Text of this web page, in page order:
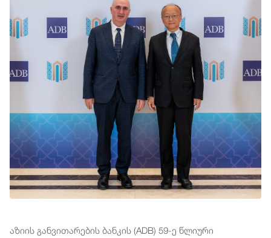
აზიის განვითარების ბანკის (ADB) 59-ე წლიური